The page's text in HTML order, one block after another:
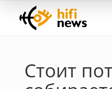
Стоит